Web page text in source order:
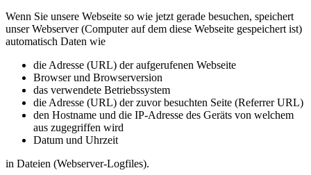
Wenn Sie unsere Webseite so wie jetzt gerade besuchen, speichert
unser Webserver (Computer auf dem diese Webseite gespeichert ist)
automatisch Daten wie
die Adresse (URL) der aufgerufenen Webseite
Browser und Browserversion
das verwendete Betriebssystem
die Adresse (URL) der zuvor besuchten Seite (Referrer URL)
den Hostname und die IP-Adresse des Geräts von welchem
aus zugegriffen wird
Datum und Uhrzeit
in Dateien (Webserver-Logfiles).